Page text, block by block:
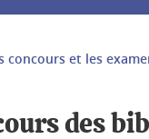
concours et les
des